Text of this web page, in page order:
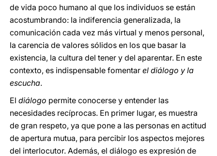
de vida poco humano al que los individuos se están
acostumbrando: la indiferencia generalizada, la
comunicación cada vez más virtual y menos personal,
la carencia de valores sólidos en los que basar la
existencia, la cultura del tener y del aparentar. En este
contexto, es indispensable fomentar el diálogo y la
escucha.
El diálogo permite conocerse y entender las
necesidades recíprocas. En primer lugar, es muestra
de gran respeto, ya que pone a las personas en actitud
de apertura mutua, para percibir los aspectos mejores
del interlocutor. Además, el diálogo es expresión de